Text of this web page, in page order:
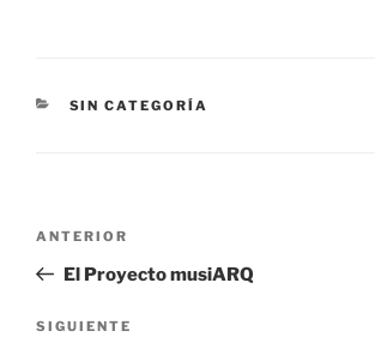
CATEGORÍAS
SIN CATEGORÍA
entradas
Entrada
anterior:
ANTERIOR
El Proyecto musiARQ
Siguiente
SIGUIENTE